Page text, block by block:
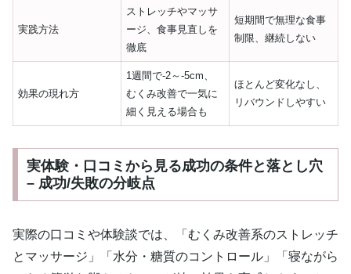
実践方法
ストレッチやマッサ
ージ、食事見直しを
徹底
短期間で無理な食事
制限、継続しない
効果の現れ方
1週間で-2～-5cm、
むくみ改善で一気に
細く見える場合も
ほとんど変化なし、
リバウンドしやすい
実体験・口コミから見る成功の条件と落とし穴
– 成功/失敗の分岐点
実際の口コミや体験談では、「むくみ改善系のストレッチ
とマッサージ」「水分・糖質のコントロール」「寝ながら